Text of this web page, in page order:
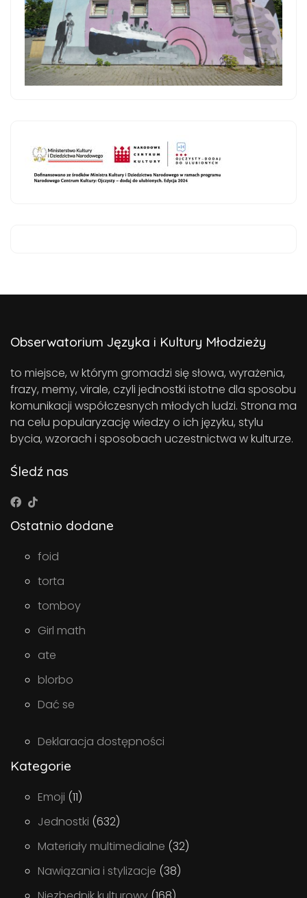
Obserwatorium Języka i Kultury Młodzieży
to miejsce, w którym gromadzi się słowa, wyrażenia,
frazy, memy, virale, czyli jednostki istotne dla sposobu
komunikacji współczesnych młodych ludzi. Strona ma
na celu popularyzację wiedzy o ich języku, stylu
bycia, wzorach i sposobach uczestnictwa w kulturze.
Śledź nas
Ostatnio dodane
foid
torta
tomboy
Girl math
ate
blorbo
Dać se
Deklaracja dostępności
Kategorie
Emoji (11)
Jednostki (632)
Materiały multimedialne (32)
Nawiązania i stylizacje (38)